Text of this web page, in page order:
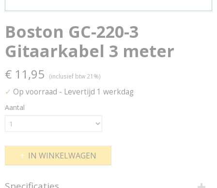
Boston GC-220-3
Gitaarkabel 3 meter
€ 11,95 (inclusief btw 21%)
✓ Op voorraad - Levertijd 1 werkdag
Aantal
IN WINKELWAGEN